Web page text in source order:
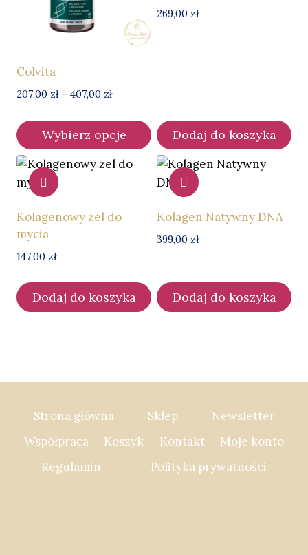
Colvita
207,00 zł – 407,00 złZakres
od
207,00 zł
do
407,00 zł
Wybierz opcje
Ten
produkt
ma
wiele
wariantów.
Opcje
wybrać
na
269,00 zł
Dodaj do koszyka
Kolagenowy żel do
mycia
147,00 zł
Dodaj do koszyka
Kolagen Natywny DNA
399,00 zł
Dodaj do koszyka
Strona główna Sklep
Newsletter
Współpraca
Koszyk Kontakt
Moje konto
Regulamin
Polityka prywatności